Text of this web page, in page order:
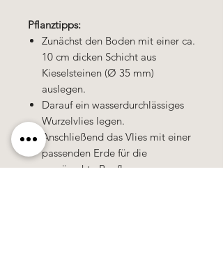
Pflanztipps:
Zunächst den Boden mit einer ca.
10 cm dicken Schicht aus
Kieselsteinen (Ø 35 mm)
auslegen.
Darauf ein wasserdurchlässiges
Wurzelvlies legen.
Anschließend das Vlies mit einer
passenden Erde für die
gewünschte Bepflanzung